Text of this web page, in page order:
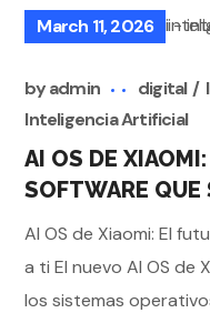
March 11, 2026
byadmin digital
Inteligencia Artificial
AI OS DE
SOFTWARE QUE
AI OS de Xiaomi: El
a ti El nuevo AI OS de
los sistemas